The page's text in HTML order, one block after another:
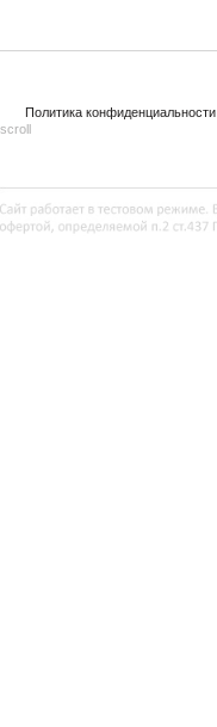
Политика конфиденциальности
scroll